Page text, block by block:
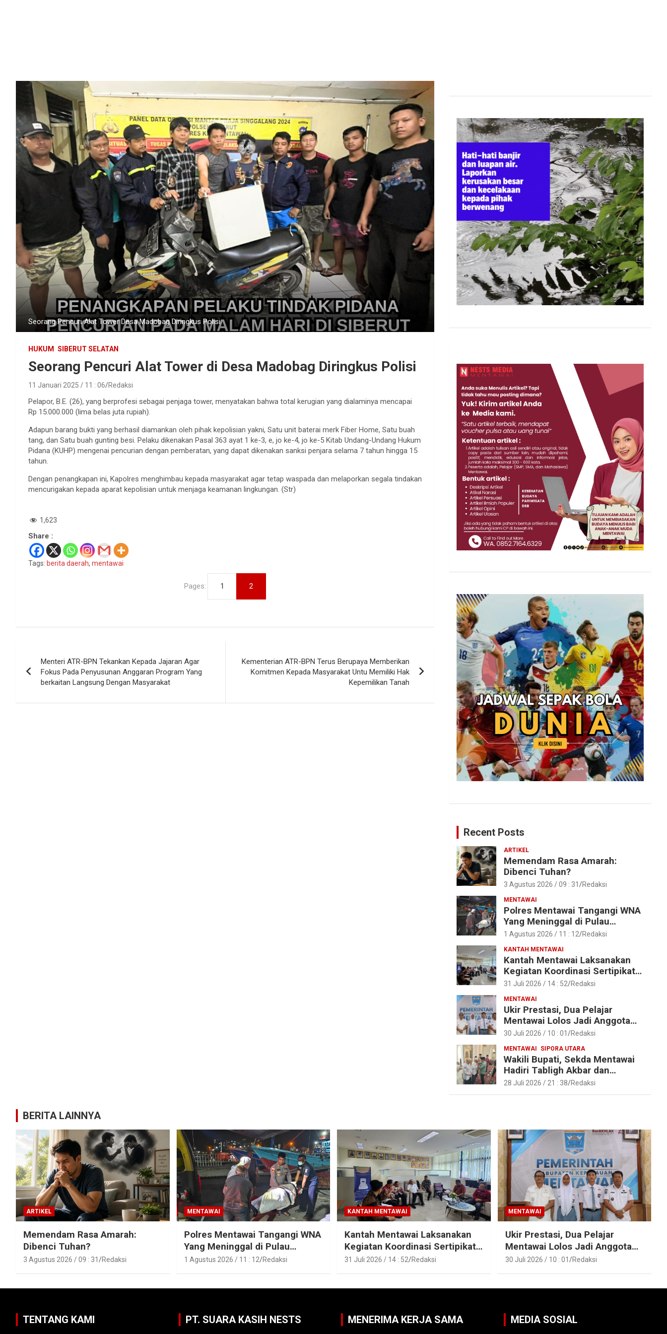
Seorang Pencuri Alat Tower Desa Madobag Diringkus Polisi
HUKUM SIBERUT SELATAN
Seorang Pencuri Alat Tower di Desa Madobag Diringkus Polisi
11 Januari 2025 / 11 : 06 Redaksi
Pelapor, B.E. (26), yang berprofesi sebagai penjaga tower, menyatakan bahwa total kerugian yang dialaminya mencapai
Rp 15.000.000 (lima belas juta rupiah).
Adapun barang bukti yang berhasil diamankan oleh pihak kepolisian yakni, Satu unit baterai merk Fiber Home, Satu buah
tang, dan Satu buah gunting besi. Pelaku dikenakan Pasal 363 ayat 1 ke-3, e, jo ke-4, jo ke-5 Kitab Undang-Undang Hukum
Pidana (KUHP) mengenai pencurian dengan pemberatan, yang dapat dikenakan sanksi penjara selama 7 tahun hingga 15
tahun.
Dengan penangkapan ini, Kapolres menghimbau kepada masyarakat agar tetap waspada dan melaporkan segala tindakan
mencurigakan kepada aparat kepolisian untuk menjaga keamanan lingkungan. (Str)
1,623
Share :
Tags: berita daerah, mentawai
Pages: 1 2
pos
Menteri ATR-BPN Tekankan Kepada Jajaran Agar
Fokus Pada Penyusunan Anggaran Program Yang
berkaitan Langsung Dengan Masyarakat
Kementerian ATR-BPN Terus Berupaya Memberikan
Komitmen Kepada Masyarakat Untu Memiliki Hak
Kepemilikan Tanah
Recent Posts
ARTIKEL
Memendam Rasa Amarah:
Dibenci Tuhan?
3 Agustus 2026 / 09 : 31 Redaksi
MENTAWAI
Polres Mentawai Tangangi WNA
Yang Meninggal di Pulau
Karamajat, Sibaday
1 Agustus 2026 / 11 : 12 Redaksi
KANTAH MENTAWAI
Kantah Mentawai Laksanakan
Kegiatan Koordinasi Sertipikat
Aset Tanah Pemkab Mentawai
31 Juli 2026 / 14 : 52 Redaksi
MENTAWAI
Ukir Prestasi, Dua Pelajar
Mentawai Lolos Jadi Anggota
Paskibraka Provinsi Sumbar
30 Juli 2026 / 10 : 01 Redaksi
MENTAWAI SIPORA UTARA
Wakili Bupati, Sekda Mentawai
Hadiri Tabligh Akbar dan
Tasyakuran Haji 2026 di Kota
Padang
28 Juli 2026 / 21 : 38 Redaksi
BERITA LAINNYA
ARTIKEL
Memendam Rasa Amarah:
Dibenci Tuhan?
3 Agustus 2026 / 09 : 31 Redaksi
MENTAWAI
Polres Mentawai Tangangi WNA
Yang Meninggal di Pulau
Karamajat, Sibaday
1 Agustus 2026 / 11 : 12 Redaksi
KANTAH MENTAWAI
Kantah Mentawai Laksanakan
Kegiatan Koordinasi Sertipikat
Aset Tanah Pemkab Mentawai
31 Juli 2026 / 14 : 52 Redaksi
MENTAWAI
Ukir Prestasi, Dua Pelajar
Mentawai Lolos Jadi Anggota
Paskibraka Provinsi Sumbar
30 Juli 2026 / 10 : 01 Redaksi
TENTANG KAMI PT. SUARA KASIH NESTS MENERIMA KERJA SAMA MEDIA SOSIAL